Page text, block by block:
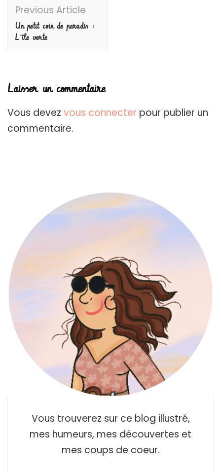
Navigation
Previous Article
Un petit coin de paradis :
L’île verte
Laisser un commentaire
Vous devez vous connecter pour publier un
commentaire.
Vous trouverez sur ce blog illustré,
mes humeurs, mes découvertes et
mes coups de coeur.